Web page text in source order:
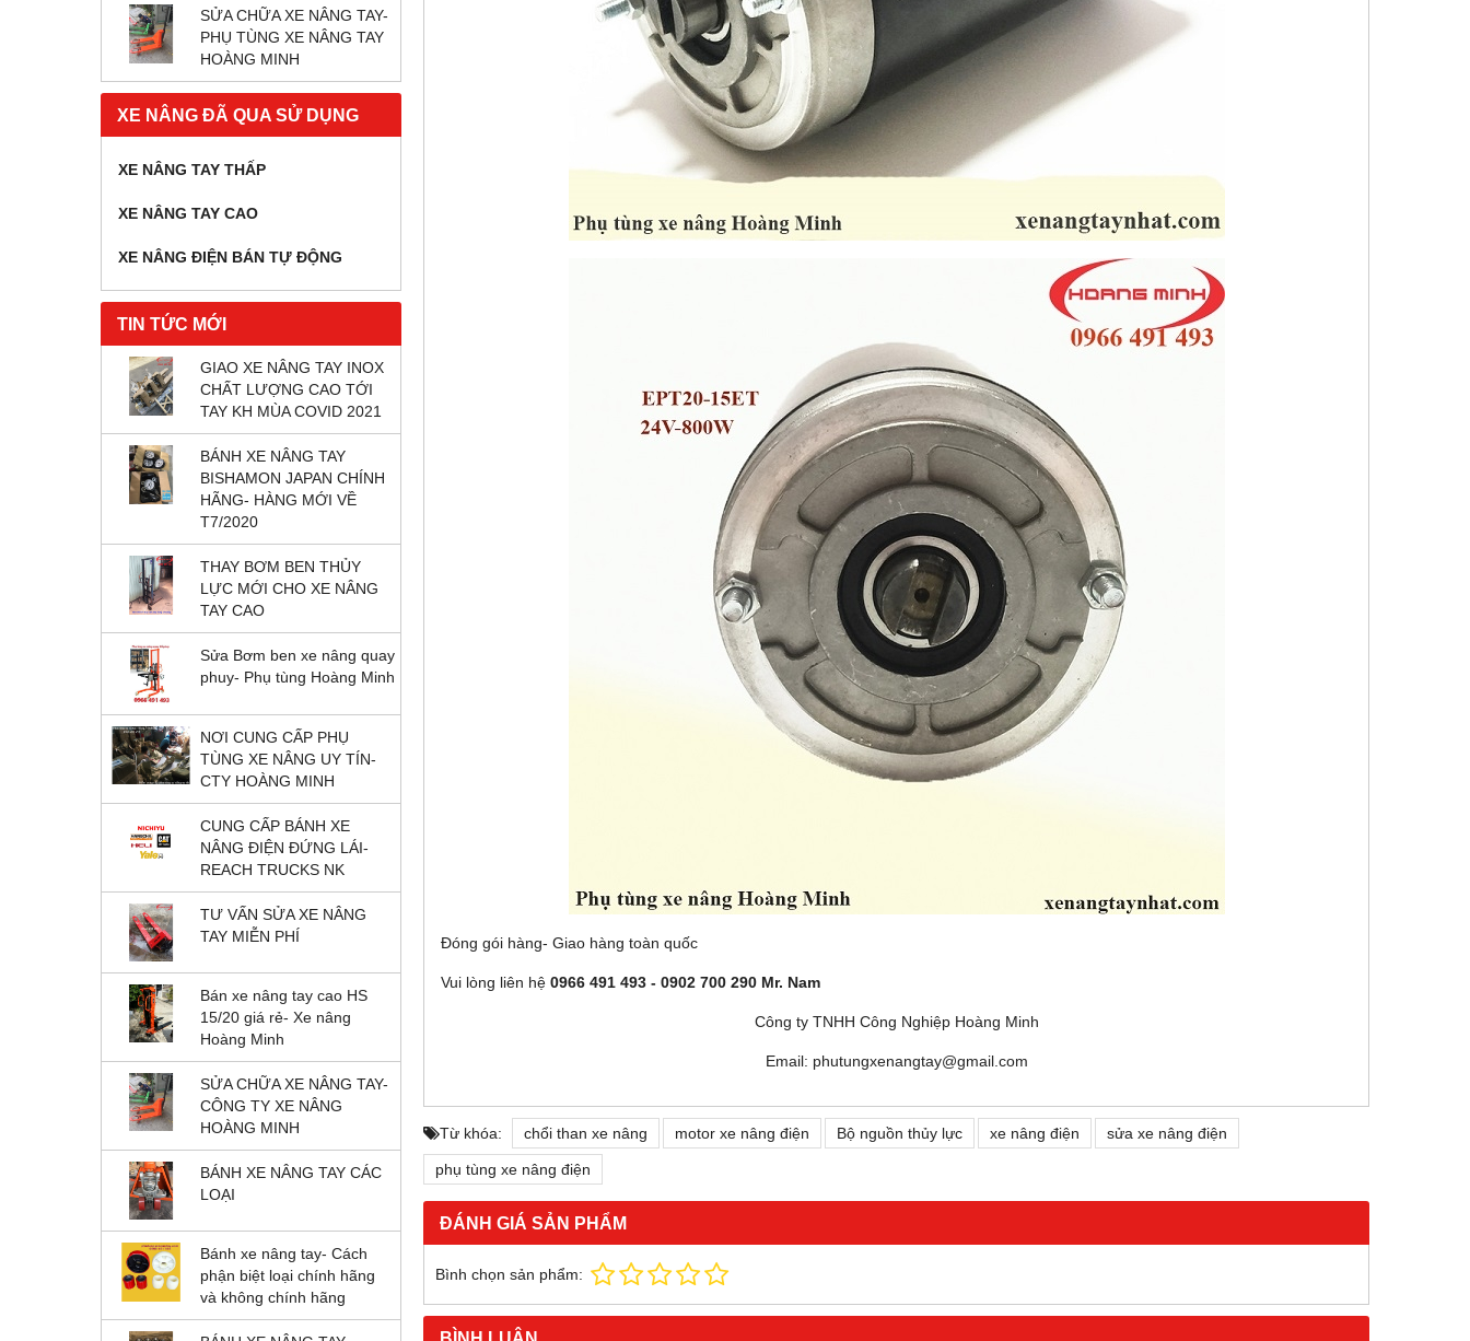
SỬA CHỮA XE NÂNG TAY-
PHỤ TÙNG XE NÂNG TAY
HOÀNG MINH
XE NÂNG ĐÃ QUA SỬ DỤNG
XE NÂNG TAY THẤP
XE NÂNG TAY CAO
XE NÂNG ĐIỆN BÁN TỰ ĐỘNG
TIN TỨC MỚI
GIAO XE NÂNG TAY INOX
CHẤT LƯỢNG CAO TỚI
TAY KH MÙA COVID 2021
BÁNH XE NÂNG TAY
BISHAMON JAPAN CHÍNH
HÃNG- HÀNG MỚI VỀ
T7/2020
THAY BƠM BEN THỦY
LỰC MỚI CHO XE NÂNG
TAY CAO
Sửa Bơm ben xe nâng quay
phuy- Phụ tùng Hoàng Minh
NƠI CUNG CẤP PHỤ
TÙNG XE NÂNG UY TÍN-
CTY HOÀNG MINH
CUNG CẤP BÁNH XE
NÂNG ĐIỆN ĐỨNG LÁI-
REACH TRUCKS NK
TƯ VẤN SỬA XE NÂNG
TAY MIỄN PHÍ
Bán xe nâng tay cao HS
15/20 giá rẻ- Xe nâng
Hoàng Minh
SỬA CHỮA XE NÂNG TAY-
CÔNG TY XE NÂNG
HOÀNG MINH
BÁNH XE NÂNG TAY CÁC
LOẠI
Bánh xe nâng tay- Cách
phận biệt loại chính hãng
và không chính hãng
Đóng gói hàng- Giao hàng toàn quốc
Vui lòng liên hệ 0966 491 493 - 0902 700 290 Mr. Nam
Công ty TNHH Công Nghiệp Hoàng Minh
Email: phutungxenangtay@gmail.com
Từ khóa: chổi than xe nâng motor xe nâng điện Bộ nguồn thủy lực xe nâng điện sửa xe nâng điện
phụ tùng xe nâng điện
ĐÁNH GIÁ SẢN PHẨM
Bình chọn sản phẩm: